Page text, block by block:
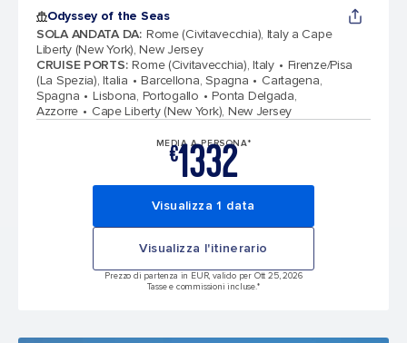
Odyssey of the Seas
SOLA ANDATA DA: Rome (Civitavecchia), Italy a Cape
Liberty (New York), New Jersey
CRUISE PORTS: Rome (Civitavecchia), Italy
Firenze/Pisa
(La Spezia), Italia
Barcellona, Spagna
Cartagena,
Spagna
Lisbona, Portogallo
Ponta Delgada,
Azzorre
Cape Liberty (New York), New Jersey
MEDIA A PERSONA*
€1332
Visualizza 1 data
Visualizza l'itinerario
Prezzo di partenza in EUR, valido per Ott 25, 2026
Tasse e commissioni incluse.*